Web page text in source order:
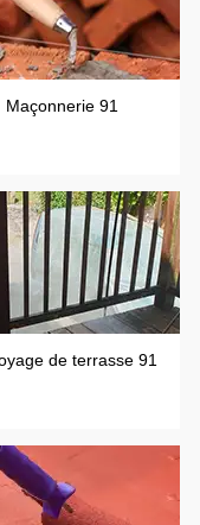
Maçonnerie 91
de terrasse 91